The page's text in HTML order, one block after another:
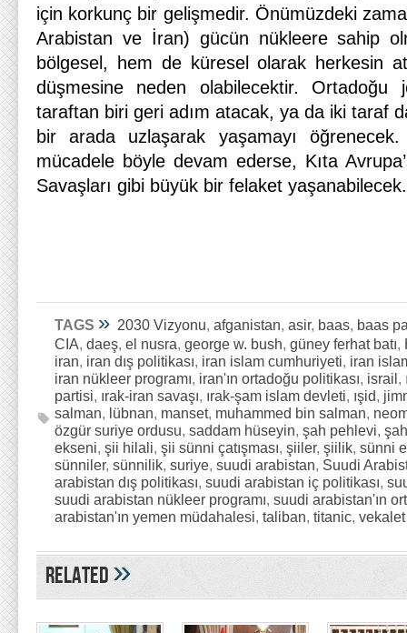
için korkunç bir gelişmedir. Önümüzdeki
Arabistan ve İran) gücün nükleere sahip
bölgesel, hem de küresel olarak herkesin
düşmesine neden olabilecektir.
taraftan biri geri adım atacak, ya da iki taraf
bir arada uzlaşarak yaşamayı
mücadele böyle devam ederse, Kıta
Savaşları gibi büyük bir felaket yaşanabilecek.
TAGS » 2030 Vizyonu, afganistan, asir, baas, baas
CIA, daeş, el nusra, george w. bush, güney ferhat batı,
iran, iran dış politikası, iran islam cumhuriyeti, iran
iran nükleer programı, iran'ın ortadoğu politikası, israil,
partisi, ırak-iran savaşı, ırak-şam islam devleti, ışid,
salman, lübnan, manset, muhammed bin salman,
özgür suriye ordusu, saddam hüseyin, şah pehlevi,
ekseni, şii hilali, şii sünni çatışması, şiiler, şiilik, sünni
sünniler, sünnilik, suriye, suudi arabistan, Suudi
arabistan dış politikası, suudi arabistan iç politikası,
suudi arabistan nükleer programı, suudi arabistan'ın
arabistan'ın yemen müdahalesi, taliban, titanic, vekalet
Related»